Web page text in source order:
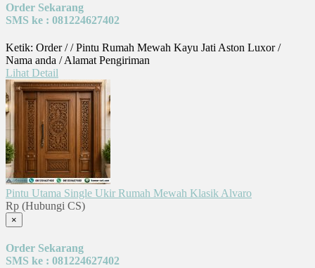
Order Sekarang
SMS ke : 081224627402
Ketik: Order / / Pintu Rumah Mewah Kayu Jati Aston Luxor /
Nama anda / Alamat Pengiriman
Lihat Detail
Pintu Utama Single Ukir Rumah Mewah Klasik Alvaro
Rp (Hubungi CS)
×
Order Sekarang
SMS ke : 081224627402